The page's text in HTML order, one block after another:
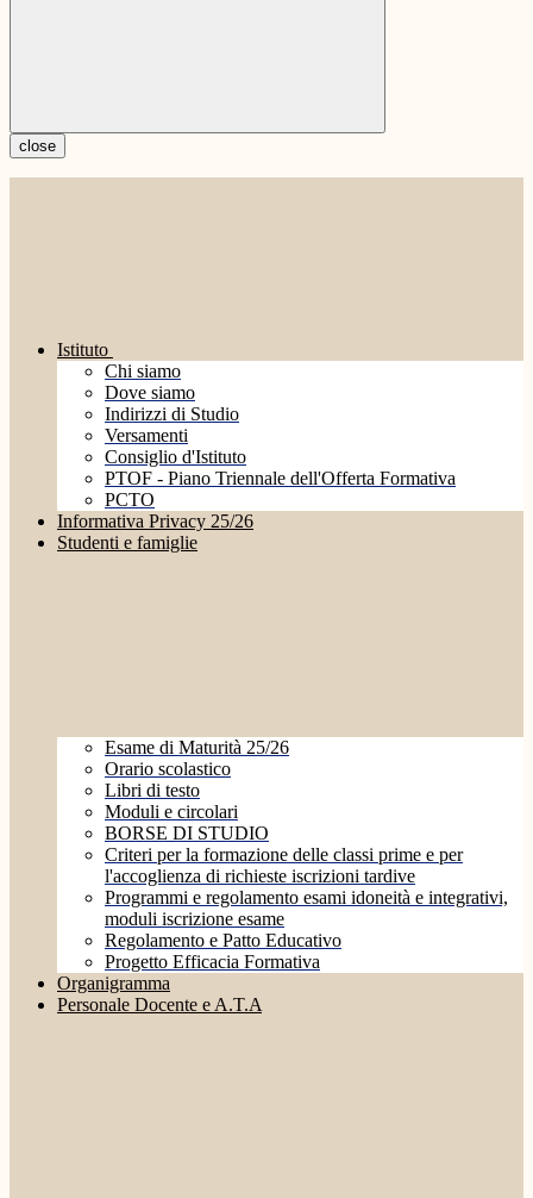
close
Istituto
Chi siamo
Dove siamo
Indirizzi di Studio
Versamenti
Consiglio d'Istituto
PTOF - Piano Triennale dell'Offerta Formativa
PCTO
Informativa Privacy 25/26
Studenti e famiglie
Esame di Maturità 25/26
Orario scolastico
Libri di testo
Moduli e circolari
BORSE DI STUDIO
Criteri per la formazione delle classi prime e per
l'accoglienza di richieste iscrizioni tardive
Programmi e regolamento esami idoneità e integrativi,
moduli iscrizione esame
Regolamento e Patto Educativo
Progetto Efficacia Formativa
Organigramma
Personale Docente e A.T.A